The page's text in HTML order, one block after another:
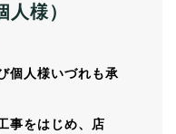
人様）
個人様いづれも承
事をはじめ、店